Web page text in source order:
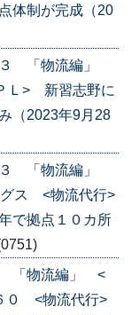
体制が完成（20
３ 「物流編」
Ｌ> 新習志野に
（2023年9月28
３ 「物流編」
ス <物流代行>
で拠点１０カ所
「物流編」 <
０ <物流代行>